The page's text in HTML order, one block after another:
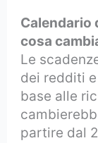
Calendario
cosa
Le
dei redditi
base alle
partire dal